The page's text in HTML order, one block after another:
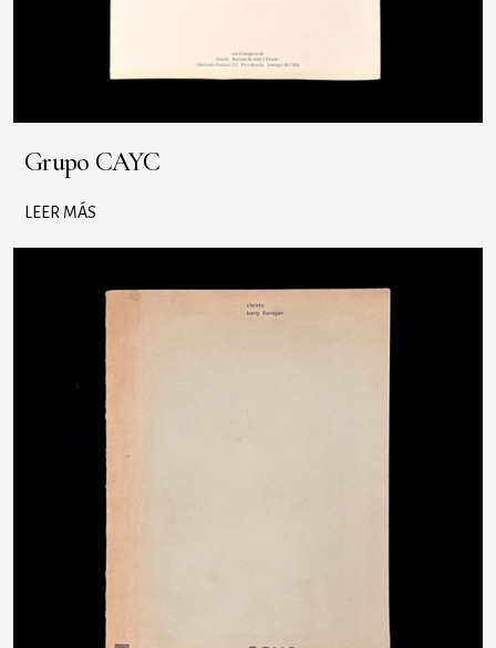
Grupo CAYC
LEER MÁS